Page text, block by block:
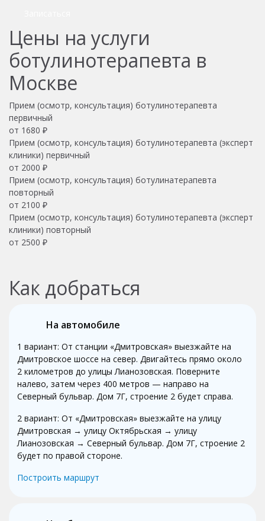
Цены на услуги
ботулинотерапевта в
Москве
Прием (осмотр, консультация) ботулинотерапевта
первичный
от 1680 ₽
Прием (осмотр, консультация) ботулинотерапевта (эксперт
клиники) первичный
от 2000 ₽
Прием (осмотр, консультация) ботулинатерапевта
повторный
от 2100 ₽
Прием (осмотр, консультация) ботулинотерапевта (эксперт
клиники) повторный
от 2500 ₽
Как добраться
На автомобиле
1 вариант: От станции «Дмитровская» выезжайте на
Дмитровское шоссе на север. Двигайтесь прямо около
2 километров до улицы Лианозовская. Поверните
налево, затем через 400 метров — направо на
Северный бульвар. Дом 7Г, строение 2 будет справа.
2 вариант: От «Дмитровская» выезжайте на улицу
Дмитровская → улицу Октябрьская → улицу
Лианозовская → Северный бульвар. Дом 7Г, строение 2
будет по правой стороне.
Построить маршрут